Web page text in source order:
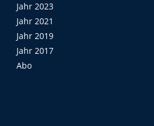
Jahr 2023
Jahr 2021
Jahr 2019
Jahr 2017
Abo